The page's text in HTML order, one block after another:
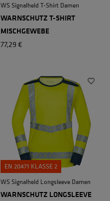
WS Signalheld T-Shirt Damen
WARNSCHUTZ T-SHIRT
MISCHGEWEBE
77,29 €
EN 20471 KLASSE 2
WS Signalheld Longsleeve Damen
WARNSCHUTZ LONGSLEEVE